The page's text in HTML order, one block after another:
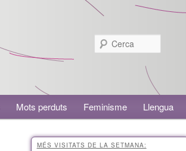
Mots perduts Feminisme Llengua
MÉS VISITATS DE LA SETMANA: